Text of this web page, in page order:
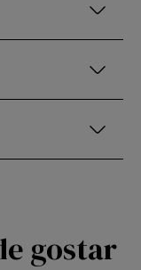
gostar